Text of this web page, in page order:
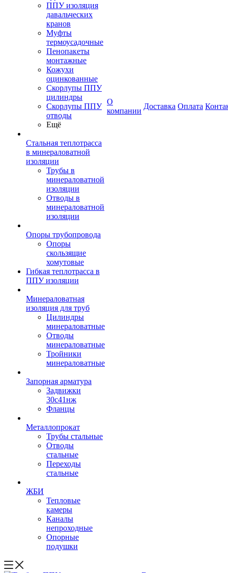
ППУ изоляция
давальческих
кранов
Муфты
термоусадочные
Пенопакеты
монтажные
Кожухи
оцинкованные
Скорлупы ППУ
цилиндры
Скорлупы ППУ
отводы
Ещё
Стальная теплотрасса
в минераловатной
изоляции
Трубы в
минераловатной
изоляции
Отводы в
минераловатной
изоляции
Опоры трубопровода
Опоры
скользящие
хомутовые
Гибкая теплотрасса в
ППУ изоляции
Минераловатная
изоляция для труб
Цилиндры
минераловатные
Отводы
минераловатные
Тройники
минераловатные
Запорная арматура
Задвижки
30с41нж
Фланцы
Металлопрокат
Трубы стальные
Отводы
стальные
Переходы
стальные
ЖБИ
Тепловые
камеры
Каналы
непроходные
Опорные
подушки
О
компании
Доставка Оплата